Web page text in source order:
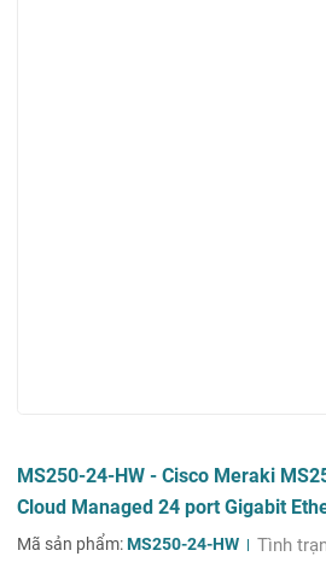
MS250-24-HW - Cisco Meraki
Cloud Managed 24 port Gigabit
Mã sản phẩm:MS250-24-HW Tình